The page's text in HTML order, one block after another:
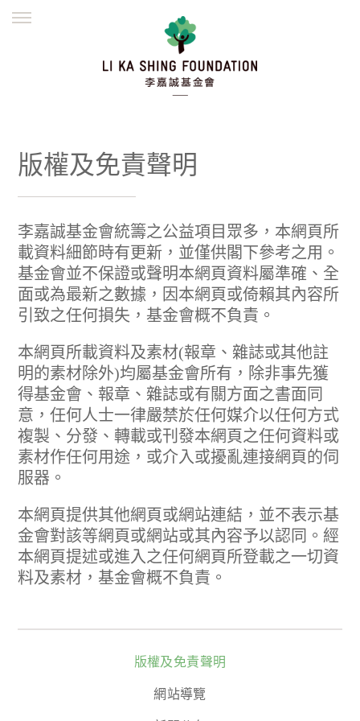
並肩同行
繁體
版權及免責聲明
李嘉誠基金會統籌之公益項目眾多，本網頁所
載資料細節時有更新，並僅供閣下參考之用。
基金會並不保證或聲明本網頁資料屬準確、全
面或為最新之數據，因本網頁或倚賴其內容所
引致之任何損失，基金會概不負責。
本網頁所載資料及素材(報章、雜誌或其他註
明的素材除外)均屬基金會所有，除非事先獲
得基金會、報章、雜誌或有關方面之書面同
意，任何人士一律嚴禁於任何媒介以任何方式
複製、分發、轉載或刊發本網頁之任何資料或
素材作任何用途，或介入或擾亂連接網頁的伺
服器。
本網頁提供其他網頁或網站連結，並不表示基
金會對該等網頁或網站或其內容予以認同。經
本網頁提述或進入之任何網頁所登載之一切資
料及素材，基金會概不負責。
版權及免責聲明
網站導覽